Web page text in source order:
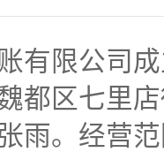
有限公司
都区七里
雨。经营